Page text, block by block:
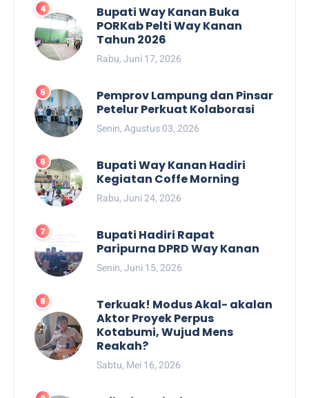
Bupati Way Kanan Buka
PORKab Pelti Way Kanan
Tahun 2026
Rabu, Juni 17, 2026
Pemprov Lampung dan Pinsar
Petelur Perkuat Kolaborasi
Senin, Agustus 03, 2026
Bupati Way Kanan Hadiri
Kegiatan Coffe Morning
Rabu, Juni 24, 2026
Bupati Hadiri Rapat
Paripurna DPRD Way Kanan
Senin, Juni 15, 2026
Terkuak! Modus Akal- akalan
Aktor Proyek Perpus
Kotabumi, Wujud Mens
Reakah?
Sabtu, Mei 16, 2026